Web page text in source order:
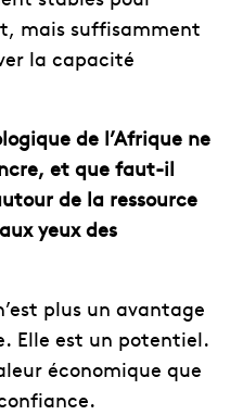
mais suffisamment
la capacité
de l’Afrique ne
et que faut-il
de la ressource
yeux des
plus un avantage
Elle est un potentiel.
économique que